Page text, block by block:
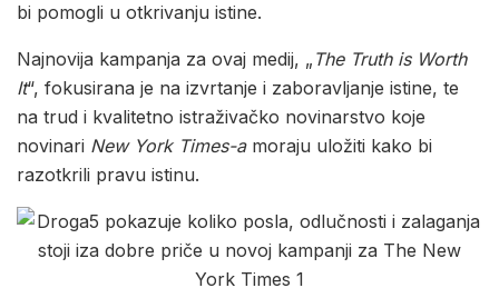
bi pomogli u otkrivanju istine.
Najnovija kampanja za ovaj medij, „ The Truth is Worth
It“, fokusirana je na izvrtanje i zaboravljanje istine, te
na trud i kvalitetno istraživačko novinarstvo koje
novinari New York Times-amoraju uložiti kako bi
razotkrili pravu istinu.